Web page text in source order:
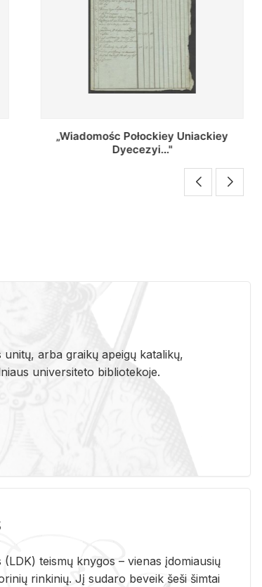
Regestr Parochow Dekanatu
Brzeskiego
unitų, arba graikų apeigų katalikų,
universiteto bibliotekoje.
teis­mų kny­gos – vie­nas įdo­miau­sių
rin­ki­nių. Jį su­da­ro be­veik šeši šim­tai